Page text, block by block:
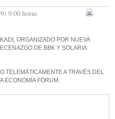
9:00 horas
ORGANIZADO POR NUEVA
DE BBK Y SOLARIA.
TELEMÁTICAMENTE A TRAVÉS DEL
ECONOMÍA FÓRUM.